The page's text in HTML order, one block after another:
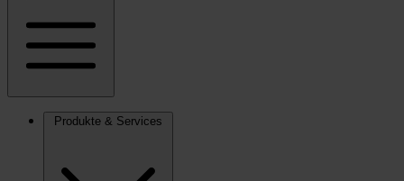
Produkte & Services